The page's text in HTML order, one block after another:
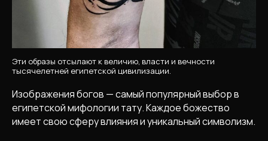
Эти образы отсылают к величию, власти и вечности
тысячелетней египетской цивилизации.
Изображения богов — самый популярный выбор в
египетской мифологии тату. Каждое божество
имеет свою сферу влияния и уникальный символизм.